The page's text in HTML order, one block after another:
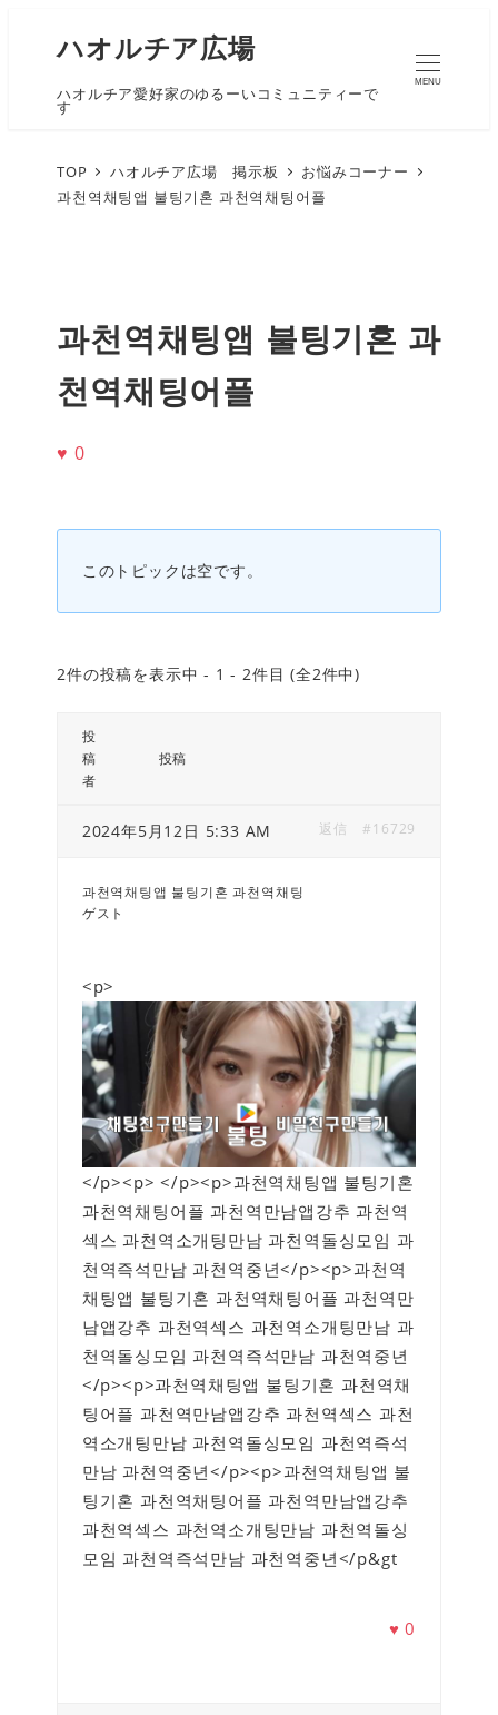
ハオルチア広場
ハオルチア愛好家のゆるーいコミュニティーで
す
MENU
TOP ハオルチア広場 掲示板
お悩みコーナー
과천역채팅앱 불팅기혼 과천역채팅어플
과천역채팅앱 불팅기혼 과
천역채팅어플
♥ 0
このトピックは空です。
2件の投稿を表示中 - 1 - 2件目 (全2件中)
投
稿
者
投稿
2024年5月12日 5:33 AM #16729
返信
과천역채팅앱 불팅기혼 과천역채팅
ゲスト
<p>
</p><p> </p><p>과천역채팅앱 불팅기혼
과천역채팅어플 과천역만남앱강추 과천역
섹스 과천역소개팅만남 과천역돌싱모임 과
천역즉석만남 과천역중년</p><p>과천역
채팅앱 불팅기혼 과천역채팅어플 과천역만
남앱강추 과천역섹스 과천역소개팅만남 과
천역돌싱모임 과천역즉석만남 과천역중년
</p><p>과천역채팅앱 불팅기혼 과천역채
팅어플 과천역만남앱강추 과천역섹스 과천
역소개팅만남 과천역돌싱모임 과천역즉석
만남 과천역중년</p><p>과천역채팅앱 불
팅기혼 과천역채팅어플 과천역만남앱강추
과천역섹스 과천역소개팅만남 과천역돌싱
모임 과천역즉석만남 과천역중년</p&gt
♥0